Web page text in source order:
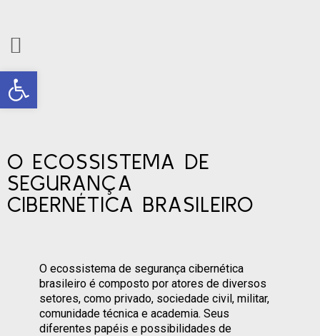
Barra de Ferramentas Aberta
O ECOSSISTEMA DE
SEGURANÇA
CIBERNÉTICA BRASILEIRO
O ecossistema de segurança cibernética
brasileiro é composto por atores de diversos
setores, como privado, sociedade civil, militar,
comunidade técnica e academia. Seus
diferentes papéis e possibilidades de